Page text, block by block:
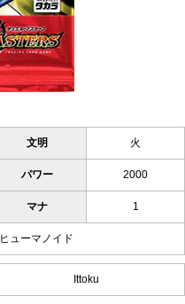
文明 火
パワー 2000
マナ 1
ヒューマノイド
Ittoku